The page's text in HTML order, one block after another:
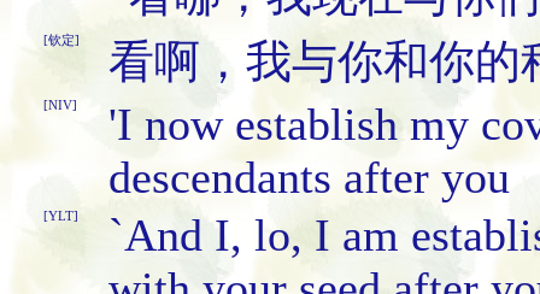
[钦定] 看啊，我与你和你的
[NIV]
'I now establish my
descendants after you
[YLT]
`And I, lo, I am